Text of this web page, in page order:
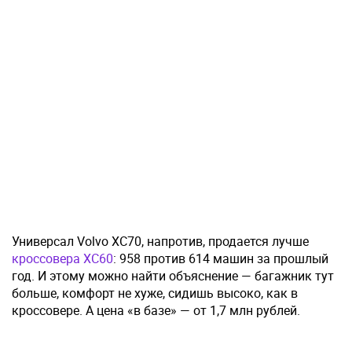
Универсал Volvo XC70, напротив, продается лучше
кроссовера XC60: 958 против 614 машин за прошлый
год. И этому можно найти объяснение — багажник тут
больше, комфорт не хуже, сидишь высоко, как в
кроссовере. А цена «в базе» — от 1,7 млн рублей.